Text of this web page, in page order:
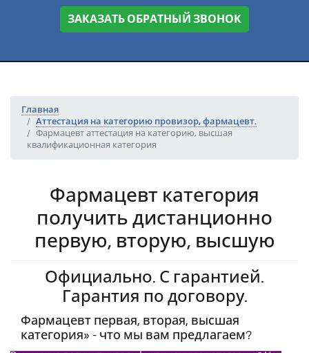
ЗАКАЗАТЬ ОБРАТНЫЙ ЗВОНОК
Главная
Аттестация на категорию провизор, фармацевт.
Фармацевт аттестация на категорию, высшая
квалификационная категория
Фармацевт категория
получить дистанционно
первую, вторую, высшую
Официально. С гарантией.
Гарантия по договору.
Фармацевт первая, вторая, высшая
категория» - что мы вам предлагаем?